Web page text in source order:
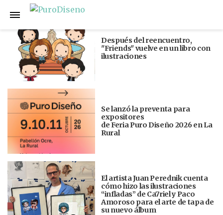
Anterior
Después del reencuentro,
"Friends" vuelve en un libro con
ilustraciones
Se lanzó la preventa para
expositores
de Feria Puro Diseño 2026 en La
Rural
El artista Juan Perednik cuenta
cómo hizo las ilustraciones
“infladas” de Ca7riel y Paco
Amoroso para el arte de tapa de
su nuevo álbum
Siguiente